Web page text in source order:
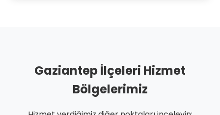
Gaziantep İlçeleri Hizmet
Bölgelerimiz